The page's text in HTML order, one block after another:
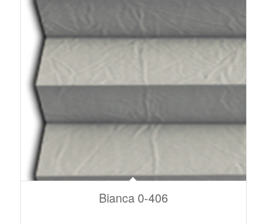
Bianca 0-406